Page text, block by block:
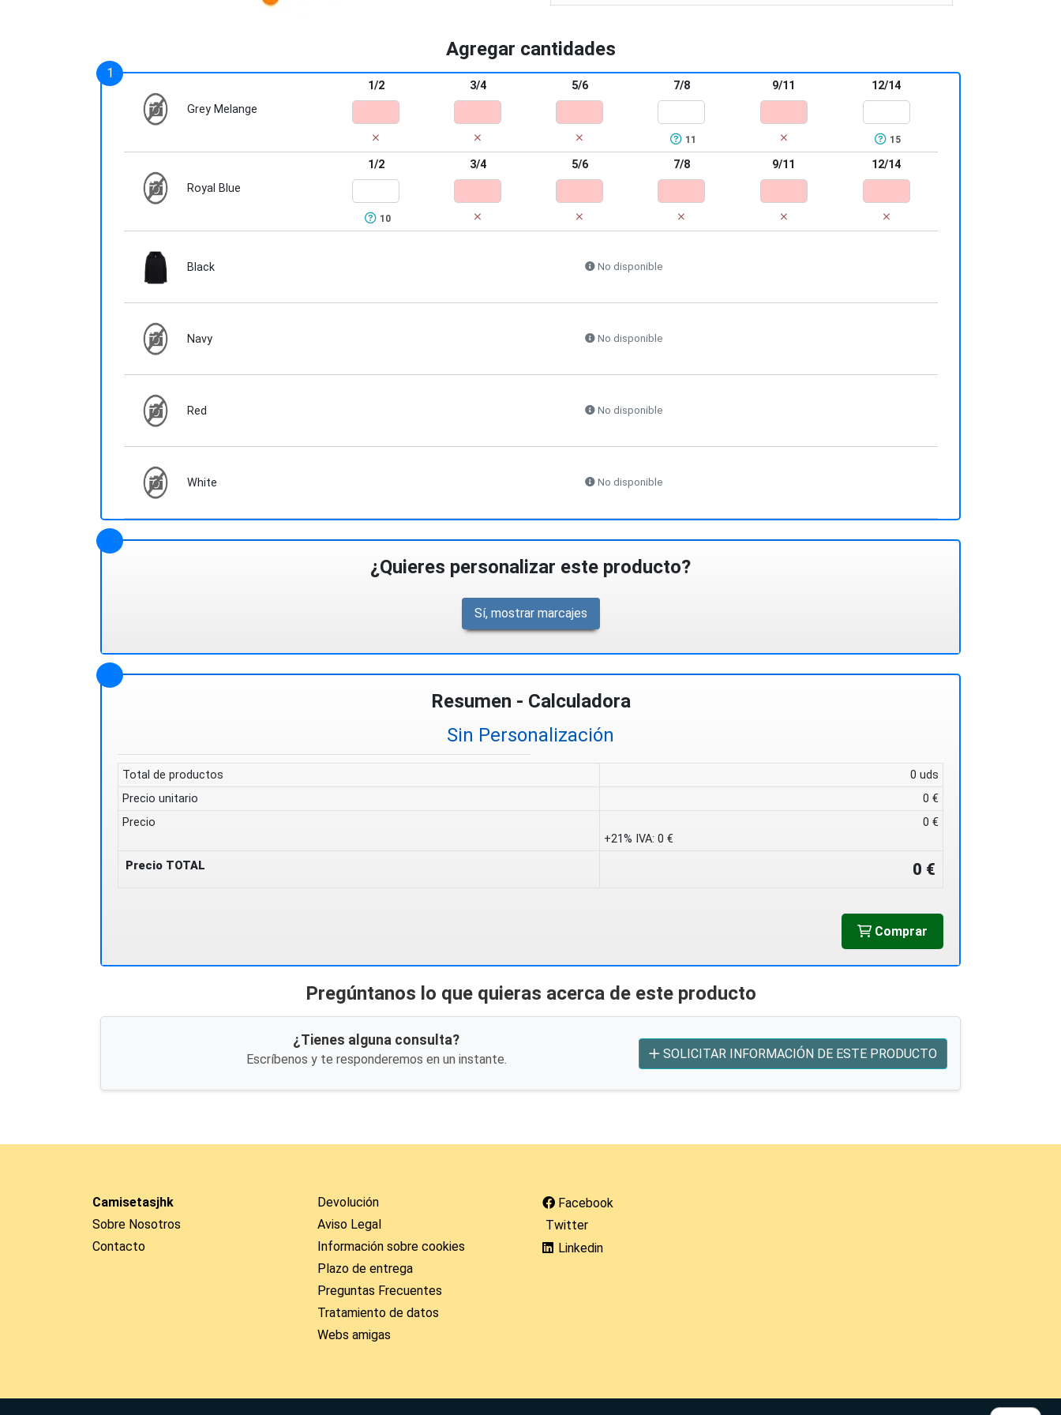
individualidad a través de su ropa.
Agregar cantidades
Grey Melange
1/2 3/4 5/6 7/8
11
9/11 12/14
15
Royal Blue
1/2
10
3/4 5/6 7/8 9/11 12/14
Black No disponible
Navy No disponible
Red No disponible
White No disponible
¿Quieres personalizar este producto?
Sí, mostrar marcajes
Resumen - Calculadora
Sin Personalización
Total de productos
0 uds
Precio unitario
0 €
Precio
0 €
+21% IVA: 0 €
Precio TOTAL
0 €
Comprar
Pregúntanos lo que quieras acerca de este producto
¿Tienes alguna consulta?
Escríbenos y te responderemos en un instante. SOLICITAR INFORMACIÓN DE ESTE PRODUCTO
Camisetasjhk
Sobre Nosotros
Contacto
Devolución
Aviso Legal
Información sobre cookies
Plazo de entrega
Preguntas Frecuentes
Tratamiento de datos
Webs amigas
Facebook
Twitter
Linkedin